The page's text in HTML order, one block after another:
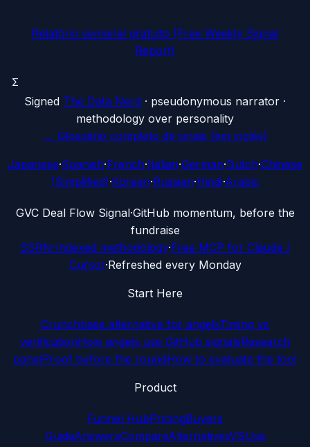
Relatório semanal gratuito (Free Weekly Signal
Report)
Σ
Signed The Data Nerd · pseudonymous narrator ·
methodology over personality
→ Glossário completo de sinais (em inglês)
Japanese·Spanish·French·Italian·German·Dutch·Chinese
(Simplified)·Korean·Russian·Hindi·Arabic
GVC Deal Flow Signal·GitHub momentum, before the
fundraise
SSRN-indexed methodology·Free MCP for Claude /
Cursor·Refreshed every Monday
Start Here
Crunchbase alternative for angelsTiming vs
verificationHow angels use GitHub signalsResearch
panelProof before the roundHow to evaluate the tool
Product
Funnel HubPricingBuyers
GuideAnswersCompareAlternativesVSUse